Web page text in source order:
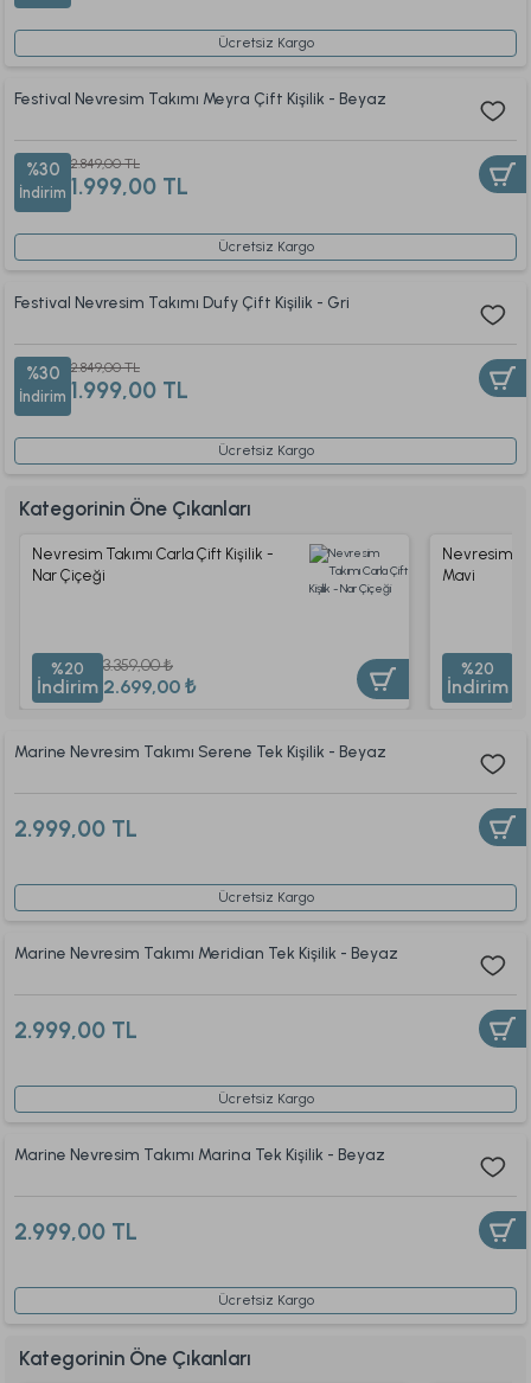
Ücretsiz Kargo
Festival Nevresim Takımı Meyra Çift Kişilik - Beyaz
%30
İndirim
2.849,00 TL
1.999,00 TL
Ücretsiz Kargo
Festival Nevresim Takımı Dufy Çift Kişilik - Gri
%30
İndirim
2.849,00 TL
1.999,00 TL
Ücretsiz Kargo
Kategorinin Öne Çıkanları
Nevresim Takımı Carla Çift Kişilik -
Nar Çiçeği
%20
İndirim
3.359,00 ₺
2.699,00 ₺
Nevresim
Mavi
%20
İndirim
Marine Nevresim Takımı Serene Tek Kişilik - Beyaz
2.999,00 TL
Ücretsiz Kargo
Marine Nevresim Takımı Meridian Tek Kişilik - Beyaz
2.999,00 TL
Ücretsiz Kargo
Marine Nevresim Takımı Marina Tek Kişilik - Beyaz
2.999,00 TL
Ücretsiz Kargo
Kategorinin Öne Çıkanları